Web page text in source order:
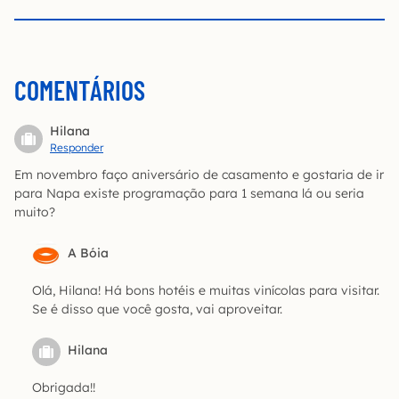
COMENTÁRIOS
Hilana
Responder
Em novembro faço aniversário de casamento e gostaria de ir
para Napa existe programação para 1 semana lá ou seria
muito?
A Bóia
Olá, Hilana! Há bons hotéis e muitas vinícolas para visitar.
Se é disso que você gosta, vai aproveitar.
Hilana
Obrigada!!